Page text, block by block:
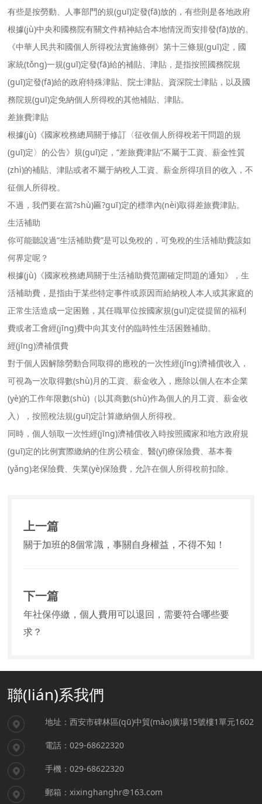
有些是按勞動、人事部門的規(guī)定發(fā)放的，有些則是各地政府
根據(jù)中央和國務院有關文件精神結合本地情況而安排發(fā)放的。
《中華人民共和國個人所得稅法實施條例》第十三條規(guī)定，國
家統(tǒng)一規(guī)定發(fā)給的補貼、津貼，是指按照國務院規
(guī)定發(fā)給的政府特殊津貼、院士津貼、資深院士津貼，以及國
務院規(guī)定免納個人所得稅的其他補貼、津貼。
差旅費津貼
根據(jù)《國家稅務總局關于修訂〈征收個人所得稅若干問題的規
(guī)定〉的公告》規(guī)定，“差旅費津貼”不屬于工資、薪金性質
(zhì)的補貼、津貼或者不屬于納稅人工資、薪金所得項目的收入，不
征個人所得稅。
不過，我們要在當?shù)匾?guī)定的標準內(nèi)取得差旅費津貼。
生活補助
你可能聽說過“生活補助費”是可以免稅的，可免稅的生活補助費該如
何界定呢？
根據(jù)《國家稅務總局關于生活補助費范圍確定問題的通知》，生
活補助費，是指由于某些特定事件或原因而給納稅人本人或其家庭的
正常生活造成一定困難，其任職單位按國家規(guī)定從提留的福利
費或者工會經(jīng)費中向其支付的臨時性生活困難補助。
經(jīng)濟補償費
對于個人因解除勞動合同取得的應稅的一次性經(jīng)濟補償收入，
可視為一次取得數(shù)月的工資、薪金收入，應除以個人在本企業
(yè)的工作年限數(shù)（以其商數(shù)作為個人的月工資、薪金收
入），按照稅法規(guī)定計算繳納個人所得稅。
同時，個人領取一次性經(jīng)濟補償收入時按照國家和地方政府規
(guī)定的比例實際繳納的住房公積金、醫(yī)療保險費、基本養
(yǎng)老保險費、失業(yè)保險費，允許在個人所得稅前扣除。
上一篇
關于加班的8個常識，事關自身權益，不得不知！
下一篇
年社保停繳，個人費用可以退回，需要符合哪些要
求？
聯(lián)系我們
地址：西安市碑林區(qū)中貿(mào)廣場15號樓1單元1602
電話：029-68622320
手機：029-68622320
郵箱：xixinghanghr@163.com